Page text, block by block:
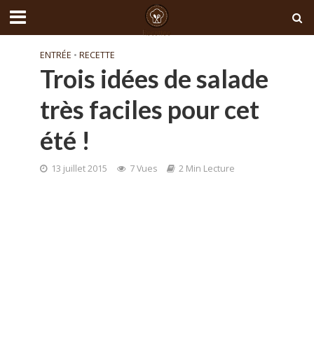
ENTRÉE • RECETTE
Trois idées de salade
très faciles pour cet
été !
13 juillet 2015 7 Vues 2 Min Lecture